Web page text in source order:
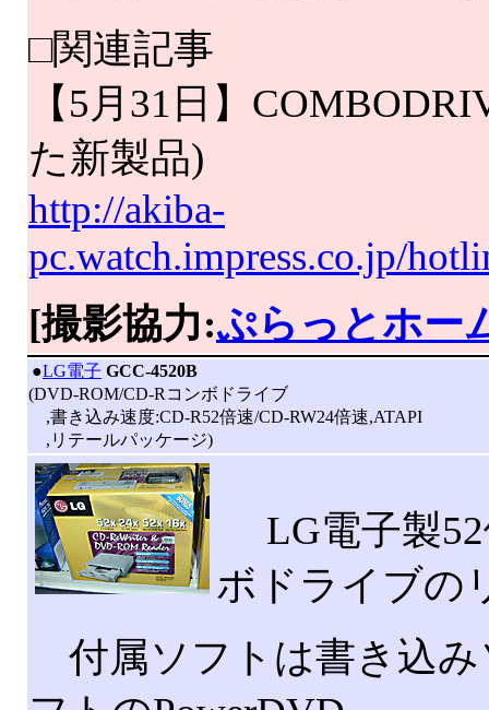
□関連記事
【5月31日】
た新製品)
http://akiba-
pc.watch.impress.co.jp/
[撮影協力:ぷらっとホー
●LG電子 GCC-4520B
(DVD-ROM/CD-Rコンボドライブ
,書き込み速度:CD-R52倍速/CD-RW24倍速,ATAPI
,リテールパッケージ)
LG電子製52
ボドライブの
付属ソフトは書き込み